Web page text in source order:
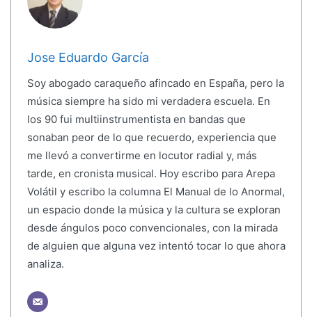
Jose Eduardo García
Soy abogado caraqueño afincado en España, pero la
música siempre ha sido mi verdadera escuela. En
los 90 fui multiinstrumentista en bandas que
sonaban peor de lo que recuerdo, experiencia que
me llevó a convertirme en locutor radial y, más
tarde, en cronista musical. Hoy escribo para Arepa
Volátil y escribo la columna El Manual de lo Anormal,
un espacio donde la música y la cultura se exploran
desde ángulos poco convencionales, con la mirada
de alguien que alguna vez intentó tocar lo que ahora
analiza.